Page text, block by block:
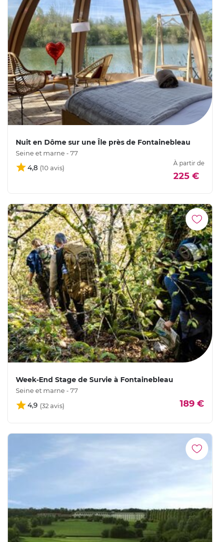
Nuit en Dôme sur une Île près de Fontainebleau
Seine et marne - 77
4,8
À partir de
225 €
Week-End Stage de Survie à Fontainebleau
Seine et marne - 77
4,9 189 €